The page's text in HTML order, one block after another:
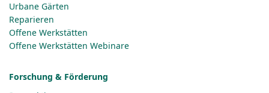
Urbane Gärten
Reparieren
Offene Werkstätten
Offene Werkstätten Webinare
Forschung & Förderung